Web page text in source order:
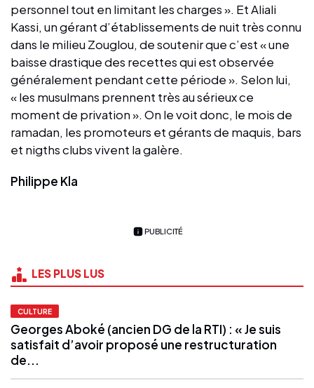
personnel tout en limitant les charges ». Et Aliali
Kassi, un gérant d’établissements de nuit très connu
dans le milieu Zouglou, de soutenir que c’est « une
baisse drastique des recettes qui est observée
généralement pendant cette période ». Selon lui,
« les musulmans prennent très au sérieux ce
moment de privation ». On le voit donc, le mois de
ramadan, les promoteurs et gérants de maquis, bars
et nigths clubs vivent la galère.
Philippe Kla
PUBLICITÉ
LES PLUS LUS
CULTURE
Georges Aboké (ancien DG de la RTI) : « Je suis
satisfait d’avoir proposé une restructuration
de...